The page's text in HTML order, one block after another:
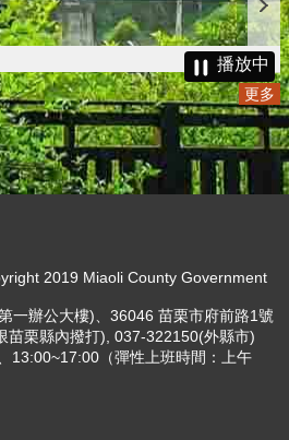
播放中
更多
2019 Miaoli County Government
一辦公大樓)、36046 苗栗市府前路1號
苗栗縣內撥打), 037-322150(外縣市)
13:00~17:00（彈性上班時間：上午